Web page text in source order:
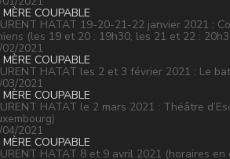
COUPABLE
HATAT 19-20-21-22 janvier 2021 :
(les 19 et 20 : 19h30, les 21 et 22 :
02/2021
COUPABLE
HATAT les 2 et 3 février 2021 : Le
03/2021
COUPABLE
HATAT le 2 mars 2021 : Théâtre
04/2021
COUPABLE
HATAT 8 et 9 avril 2021 (horaires en